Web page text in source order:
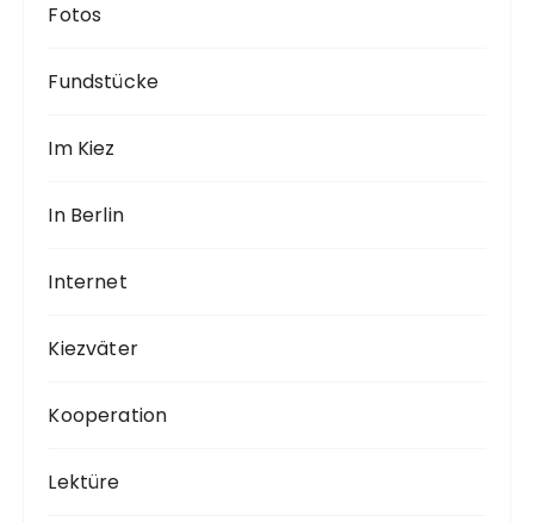
Fotos
Fundstücke
Im Kiez
In Berlin
Internet
Kiezväter
Kooperation
Lektüre